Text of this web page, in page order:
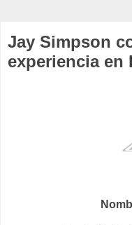
Jay Simpson
experiencia en